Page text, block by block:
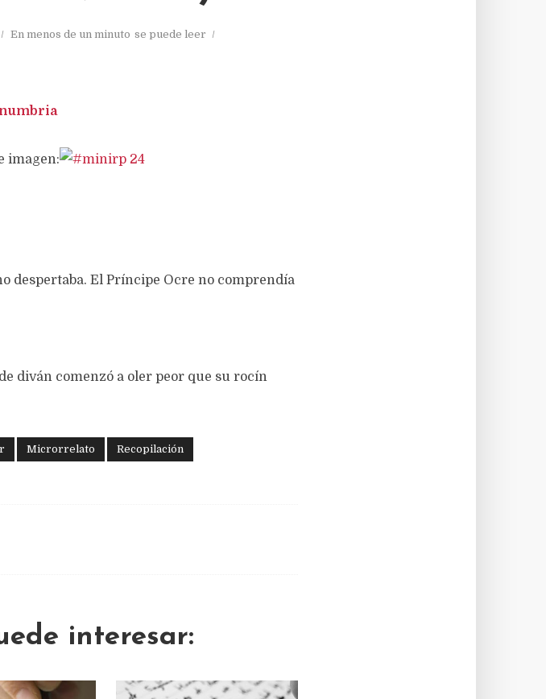
En menos de un minuto se puede leer
imagen:
despertaba. El Príncipe Ocre no comprendía
diván comenzó a oler peor que su rocín
Microrrelato Recopilación
interesar: